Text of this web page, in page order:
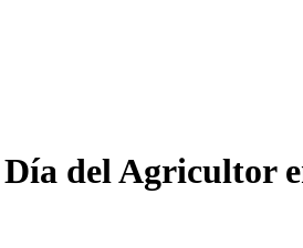
del Agricultor